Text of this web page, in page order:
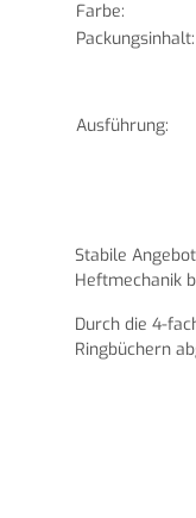
Farbe:
Packungsinhalt:
Ausführung:
Stabile
Heftmechanik
Durch die 4-
Ringbüchern